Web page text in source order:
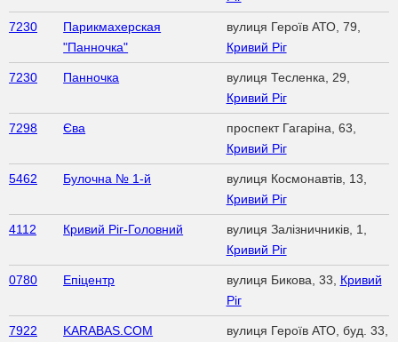
7230
Парикмахерская
"Панночка"
вулиця Героїв АТО, 79,
Кривий Ріг
7230 Панночка
вулиця Тесленка, 29,
Кривий Ріг
7298 Єва
проспект Гагаріна, 63,
Кривий Ріг
5462 Булочна № 1-й
вулиця Космонавтів, 13,
Кривий Ріг
4112 Кривий Ріг-Головний
вулиця Залізничників, 1,
Кривий Ріг
0780 Епіцентр вулиця Бикова, 33, Кривий
Ріг
7922 KARABAS.COM
вулиця Героїв АТО, буд. 33,